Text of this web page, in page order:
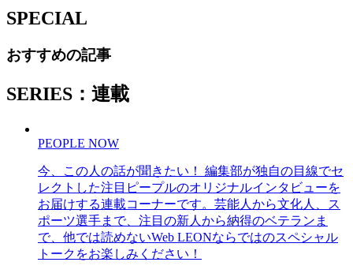
SPECIAL
おすすめの記事
SERIES：連載
PEOPLE NOW
今、この人の話が聞きたい！ 編集部が独自の目線でセ
レクトした注目ピープルのオリジナルインタビューを
お届けする連載コーナーです。芸能人から文化人、ス
ポーツ選手まで、注目の新人から納得のベテランま
で、他では読めないWeb LEONならではのスペシャル
トークをお楽しみください！